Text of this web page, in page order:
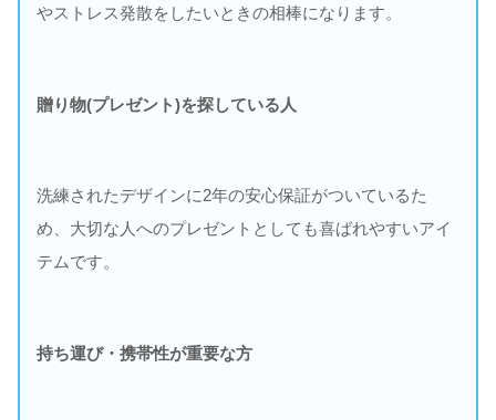
やストレス発散をしたいときの相棒になります。
贈り物(プレゼント)を探している人
洗練されたデザインに2年の安心保証がついているた
め、大切な人へのプレゼントとしても喜ばれやすいアイ
テムです。
持ち運び・携帯性が重要な方